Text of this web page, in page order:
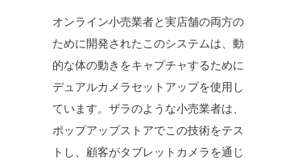
オンライン小売業者と実店舗の両方の
ために開発されたこのシステムは、動
的な体の動きをキャプチャするために
デュアルカメラセットアップを使用し
ています。ザラのような小売業者は、
ポップアップストアでこの技術をテス
トし、顧客がタブレットカメラを通じ